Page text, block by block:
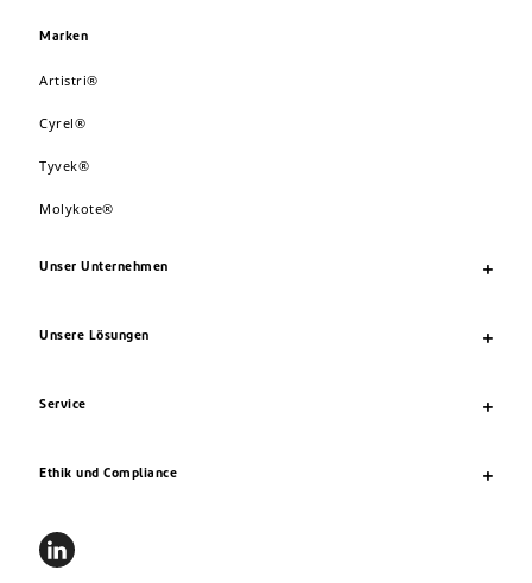
Marken
Artistri®
Cyrel®
Tyvek®
Molykote®
Unser Unternehmen
Unsere Lösungen
Service
Ethik und Compliance